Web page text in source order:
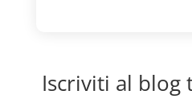
Iscriviti al blog